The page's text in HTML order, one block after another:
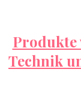
Produkte
Technik